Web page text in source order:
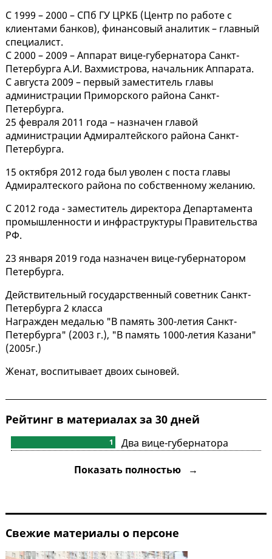
С 1999 – 2000 – СПб ГУ ЦРКБ (Центр по работе с
клиентами банков), финансовый аналитик – главный
специалист.
С 2000 – 2009 – Аппарат вице-губернатора Санкт-
Петербурга А.И. Вахмистрова, начальник Аппарата.
С августа 2009 – первый заместитель главы
администрации Приморского района Санкт-
Петербурга.
25 февраля 2011 года – назначен главой
администрации Адмиралтейского района Санкт-
Петербурга.
15 октября 2012 года был уволен с поста главы
Адмиралтеского района по собственному желанию.
С 2012 года - заместитель директора Департамента
промышленности и инфраструктуры Правительства
РФ.
23 января 2019 года назначен вице-губернатором
Петербурга.
Действительный государственный советник Санкт-
Петербурга 2 класса
Награжден медалью "В память 300-летия Санкт-
Петербурга" (2003 г.), "В память 1000-летия Казани"
(2005г.)
Женат, воспитывает двоих сыновей.
Рейтинг в материалах за 30 дней
1
Два вице-губернатора
завели каналы в MAX
Показать полностью →
Свежие материалы о персоне